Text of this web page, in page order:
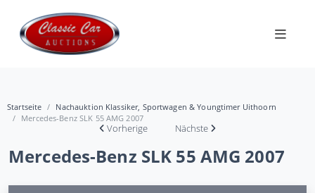
Startseite
Nachauktion Klassiker, Sportwagen & Youngtimer Uithoorn
Mercedes-Benz SLK 55 AMG 2007
Vorherige Nächste
Mercedes-Benz SLK 55 AMG 2007